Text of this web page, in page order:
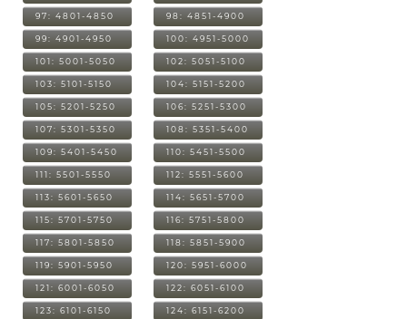
97: 4801-4850 98: 4851-4900
99: 4901-4950 100: 4951-5000
101: 5001-5050 102: 5051-5100
103: 5101-5150 104: 5151-5200
105: 5201-5250 106: 5251-5300
107: 5301-5350 108: 5351-5400
109: 5401-5450 110: 5451-5500
111: 5501-5550 112: 5551-5600
113: 5601-5650 114: 5651-5700
115: 5701-5750 116: 5751-5800
117: 5801-5850 118: 5851-5900
119: 5901-5950 120: 5951-6000
121: 6001-6050 122: 6051-6100
123: 6101-6150 124: 6151-6200